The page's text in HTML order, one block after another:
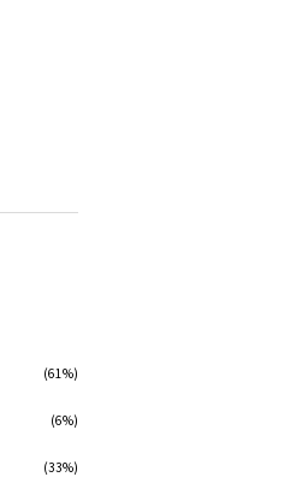
(61%)
(6%)
(33%)